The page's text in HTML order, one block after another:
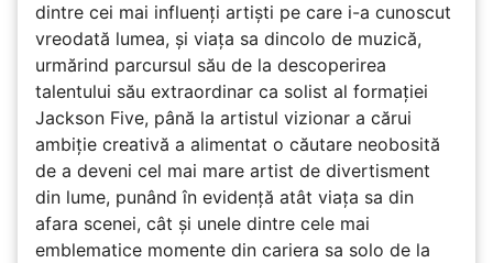
dintre cei mai influenți artiști pe care i-a cunoscut
vreodată lumea, și viața sa dincolo de muzică,
urmărind parcursul său de la descoperirea
talentului său extraordinar ca solist al formației
Jackson Five, până la artistul vizionar a cărui
ambiție creativă a alimentat o căutare neobosită
de a deveni cel mai mare artist de divertisment
din lume, punând în evidență atât viața sa din
afara scenei, cât și unele dintre cele mai
emblematice momente din cariera sa solo de la